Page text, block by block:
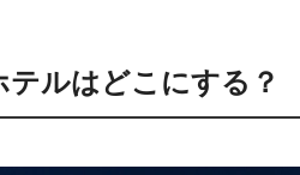
ルはどこにする？